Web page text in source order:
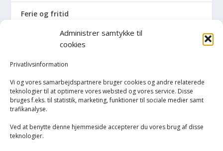
Administrer samtykke til
cookies
Privatlivsinformation
Vi og vores samarbejdspartnere bruger cookies og andre relaterede
teknologier til at optimere vores websted og vores service. Disse
bruges f.eks. til statistik, marketing, funktioner til sociale medier samt
trafikanalyse.
Ved at benytte denne hjemmeside accepterer du vores brug af disse
teknologier.
Ferie og fritid
Hus og have
Havemaskiner
Hvidevarer
Køkken
Opvarmning